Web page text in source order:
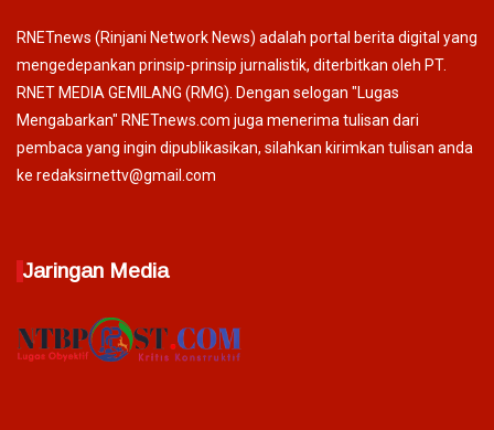
RNETnews (Rinjani Network News) adalah portal berita digital yang
mengedepankan prinsip-prinsip jurnalistik, diterbitkan oleh PT.
RNET MEDIA GEMILANG (RMG). Dengan selogan "Lugas
Mengabarkan" RNETnews.com juga menerima tulisan dari
pembaca yang ingin dipublikasikan, silahkan kirimkan tulisan anda
ke redaksirnettv@gmail.com
Jaringan Media